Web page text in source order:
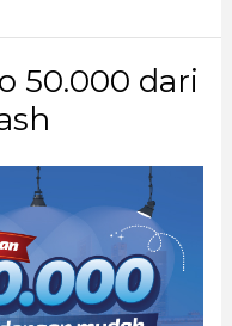
50.000 dari